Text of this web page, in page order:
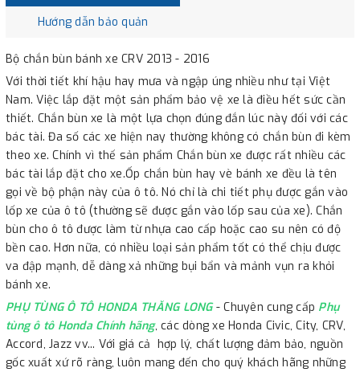
Hướng dẫn bảo quản
Bộ chắn bùn bánh xe CRV 2013 - 2016
Với thời tiết khí hậu hay mưa và ngập úng nhiều như tại Việt
Nam. Việc lắp đặt một sản phẩm bảo vệ xe là điều hết sức cần
thiết. Chắn bùn xe là một lựa chọn đúng đắn lúc này đối với các
bác tài. Đa số các xe hiện nay thường không có chắn bùn đi kèm
theo xe. Chính vì thế sản phẩm Chắn bùn xe được rất nhiều các
bác tài lắp đặt cho xe.Ốp chắn bùn hay vè bánh xe đều là tên
gọi về bộ phận này của ô tô. Nó chỉ là chi tiết phụ được gắn vào
lốp xe của ô tô (thường sẽ được gắn vào lốp sau của xe). Chắn
bùn cho ô tô được làm từ nhựa cao cấp hoặc cao su nên có độ
bền cao. Hơn nữa, có nhiều loại sản phẩm tốt có thể chịu được
va đập mạnh, dễ dàng xả những bụi bẩn và mảnh vụn ra khỏi
bánh xe.
PHỤ TÙNG Ô TÔ HONDA THĂNG LONG- Chuyên cung cấp Phụ
tùng ô tô Honda Chính hãng, các dòng xe Honda Civic, City, CRV,
Accord, Jazz vv... Với giá cả hợp lý, chất lượng đảm bảo, nguồn
gốc xuất xứ rõ ràng, luôn mang đến cho quý khách hãng những